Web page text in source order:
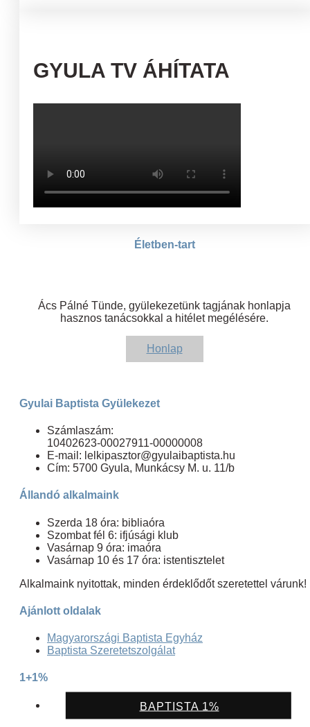
GYULA TV ÁHÍTATA
Életben-tart
Ács Pálné Tünde, gyülekezetünk tagjának honlapja
hasznos tanácsokkal a hitélet megélésére.
Honlap
Gyulai Baptista Gyülekezet
Számlaszám:
10402623-00027911-00000008
E-mail: lelkipasztor@gyulaibaptista.hu
Cím: 5700 Gyula, Munkácsy M. u. 11/b
Állandó alkalmaink
Szerda 18 óra: bibliaóra
Szombat fél 6: ifjúsági klub
Vasárnap 9 óra: imaóra
Vasárnap 10 és 17 óra: istentisztelet
Alkalmaink nyitottak, minden érdeklődőt szeretettel várunk!
Ajánlott oldalak
Magyarországi Baptista Egyház
Baptista Szeretetszolgálat
1+1%
BAPTISTA 1%